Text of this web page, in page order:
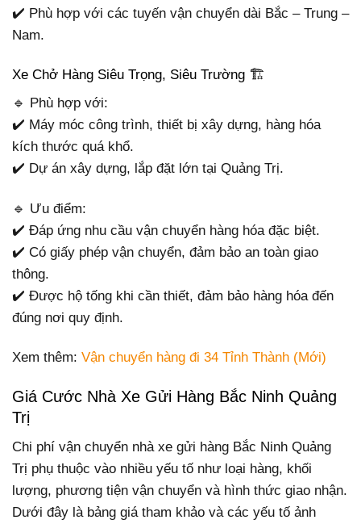
✔️ Phù hợp với các tuyến vận chuyển dài Bắc – Trung –
Nam.
Xe Chở Hàng Siêu Trọng, Siêu Trường 🏗️
🔹 Phù hợp với:
✔️ Máy móc công trình, thiết bị xây dựng, hàng hóa
kích thước quá khổ.
✔️ Dự án xây dựng, lắp đặt lớn tại Quảng Trị.
🔹 Ưu điểm:
✔️ Đáp ứng nhu cầu vận chuyển hàng hóa đặc biệt.
✔️ Có giấy phép vận chuyển, đảm bảo an toàn giao
thông.
✔️ Được hộ tống khi cần thiết, đảm bảo hàng hóa đến
đúng nơi quy định.
Xem thêm: Vận chuyển hàng đi 34 Tỉnh Thành (Mới)
Giá Cước Nhà Xe Gửi Hàng Bắc Ninh Quảng
Trị
Chi phí vận chuyển nhà xe gửi hàng Bắc Ninh Quảng
Trị phụ thuộc vào nhiều yếu tố như loại hàng, khối
lượng, phương tiện vận chuyển và hình thức giao nhận.
Dưới đây là bảng giá tham khảo và các yếu tố ảnh